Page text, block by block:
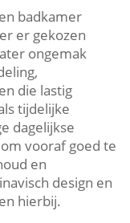
badkamer
er gekozen
ongemak
die lastig
tijdelijke
dagelijkse
vooraf goed te
en
design en
hierbij.​